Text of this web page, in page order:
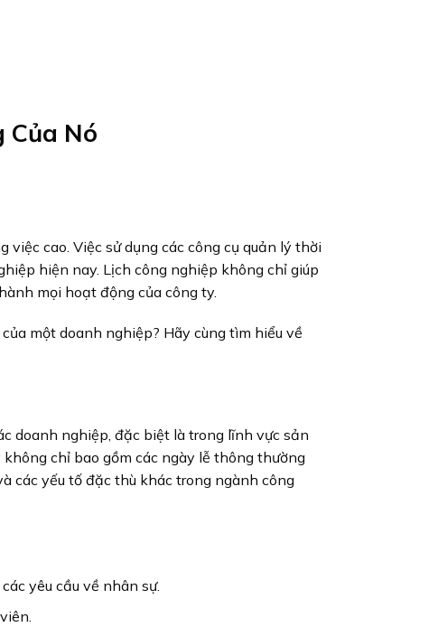
Của Nó
cao. Việc sử dụng các công cụ quản lý thời
hiện nay. Lịch công nghiệp không chỉ giúp
mọi hoạt động của công ty.
một doanh nghiệp? Hãy cùng tìm hiểu về
doanh nghiệp, đặc biệt là trong lĩnh vực sản
chỉ bao gồm các ngày lễ thông thường
các yếu tố đặc thù khác trong ngành công
yêu cầu về nhân sự.